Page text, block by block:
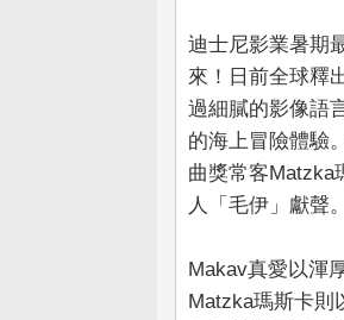
迪士尼影業暑期
來！日前全球釋
過細膩的影像語
的海上冒險體驗
曲獎常客Matzka
人「毛伊」獻聲。
Makav真愛以渾
Matzka瑪斯卡則